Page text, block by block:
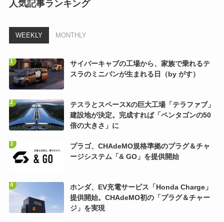
人気記事ランキング
WEEKLY MONTHLY
サイバーキャブの工場から、家族で乗れるテ
スラのミニバンが生まれる日（by がす）
テスラとスペースXの巨大工場「テラファブ」
建設地が決定。完成すれば「ペンタゴンの50
倍の大きさ」に
プラゴ、CHAdeMO規格準拠のプラグ＆チャ
ージシステム「& GO」を提供開始
ホンダ、EV充電サービス「Honda Charge」
提供開始。CHAdeMO初の「プラグ＆チャー
ジ」を実現